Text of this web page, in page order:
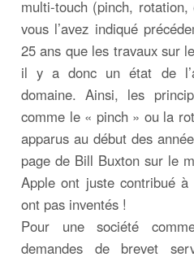
multi-touch (pinch,
vous l’avez indiqué
25 ans que les travaux sur
il y a donc un état de
domaine. Ainsi, les
comme le « pinch » ou la
apparus au début des
page de Bill Buxton sur le
Apple ont juste contribué
ont pas inventés !
Pour une société
demandes de brevet